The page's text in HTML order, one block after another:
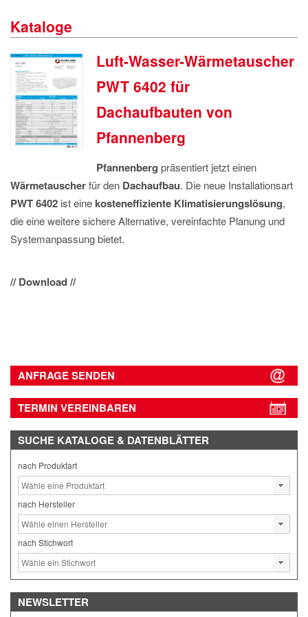
DATENSCHUTZ
Kataloge
Luft-Wasser-Wärmetauscher
PWT 6402 für
Dachaufbauten von
Pfannenberg
Pfannenberg präsentiert jetzt einen
Wärmetauscherfür den Dachaufbau. Die neue Installationsart
PWT 6402 ist eine kosteneffiziente Klimatisierungslösung,
die eine weitere sichere Alternative, vereinfachte Planung und
Systemanpassung bietet.
// Download //
ANFRAGE SENDEN
TERMIN VEREINBAREN
SUCHE KATALOGE & DATENBLÄTTER
nach Produktart
nach Hersteller
nach Stichwort
NEWSLETTER